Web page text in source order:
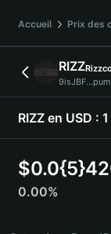
Français
Deutsch
繁體中文
Português
Bahasa Indonesia
ภาษาไทย
Español
Español (Argentina)
Accueil Prix des
RIZZ
RIZZ en USD :
$
0.00%